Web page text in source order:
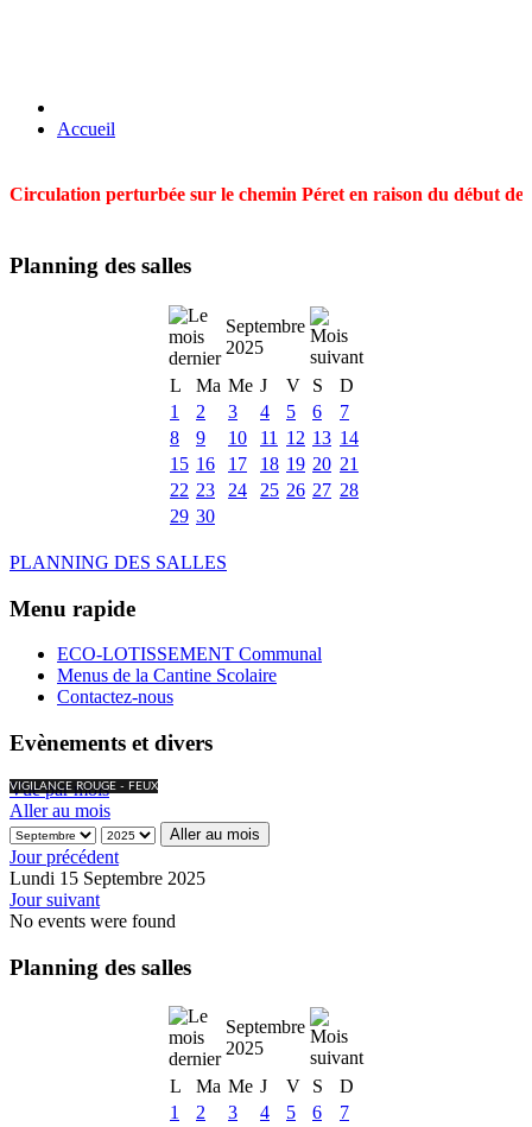
Accueil
Circulation perturbée sur le chemin Péret en raison du début
Planning des salles
Septembre
2025
L
Ma Me J V S
D
1
2 3 4 5 6
7
8
9 10 11 12 13 14
15 16 17 18 19 20 21
22 23 24 25 26 27 28
29 30
PLANNING DES SALLES
Menu rapide
ECO-LOTISSEMENT Communal
Menus de la Cantine Scolaire
Contactez-nous
Evènements et divers
VIGILANCE ROUGE - FEUX
Vue par mois
Aller au mois
Aller au mois
Jour précédent
Lundi 15 Septembre 2025
Jour suivant
No events were found
Planning des salles
Septembre
2025
L
Ma Me J V S
D
1
2 3 4 5 6
7